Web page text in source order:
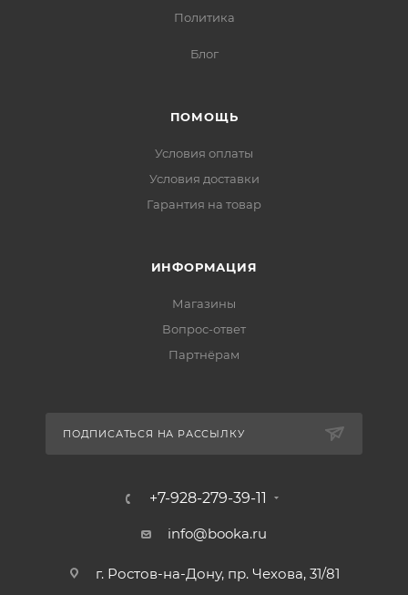
Политика
Блог
ПОМОЩЬ
Условия оплаты
Условия доставки
Гарантия на товар
ИНФОРМАЦИЯ
Магазины
Вопрос-ответ
Партнёрам
ПОДПИСАТЬСЯ НА РАССЫЛКУ
+7-928-279-39-11
info@booka.ru
г. Ростов-на-Дону, пр. Чехова, 31/81